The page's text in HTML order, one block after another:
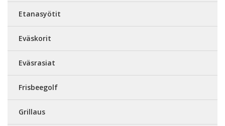
Etanasyötit
Eväskorit
Eväsrasiat
Frisbeegolf
Grillaus